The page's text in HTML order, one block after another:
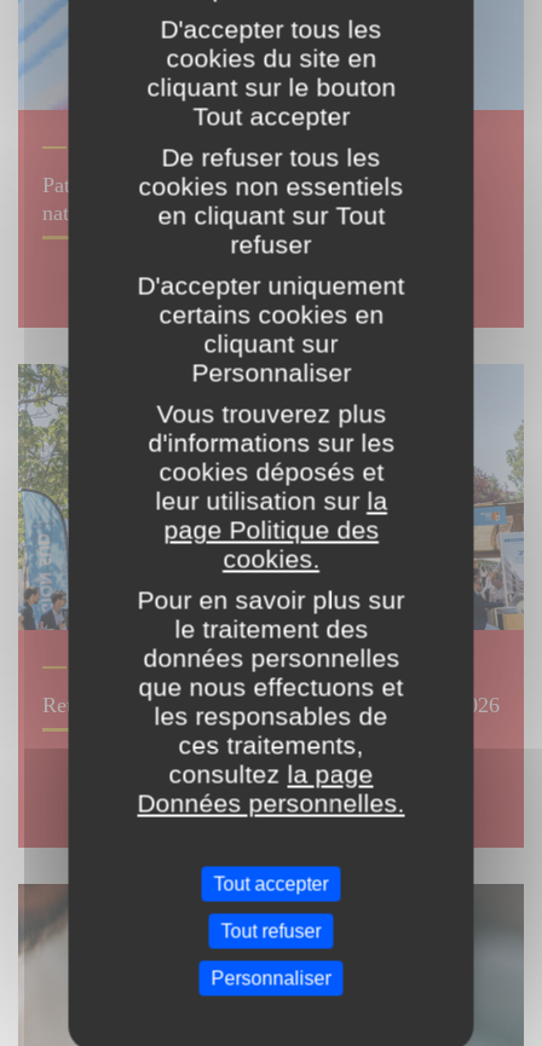
D'accepter tous les
cookies du site en
cliquant sur le bouton
Tout accepter
De refuser tous les
cookies non essentiels
en cliquant sur Tout
refuser
D'accepter uniquement
certains cookies en
cliquant sur
Personnaliser
Vous trouverez plus
d'informations sur les
cookies déposés et
leur utilisation sur la
page Politique des
cookies.
Pour en savoir plus sur
le traitement des
données personnelles
que nous effectuons et
les responsables de
ces traitements,
consultez la page
Données personnelles.
Tout accepter
Tout refuser
Personnaliser
| ...
Patrouille de France : l’histoire d’un symbole
national ancré en Région Sud
ÉCONOMIE-ENTREPRISE
Retour sur les Rencontres Économiques d’Aix 2026